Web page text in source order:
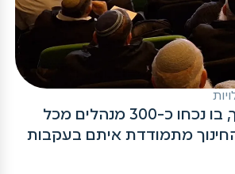
השבוע השתתפנו בכנס מנהלים ארצי של משרד החינוך, בו נכחו כ-300 מנהלים מכל
מתמודדת איתם בעקבות